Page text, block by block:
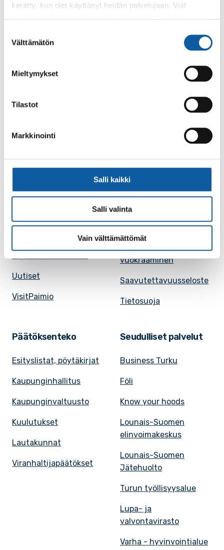
kerätty, kun olet käyttänyt heidän palvelujaan. Voit
valinta
Välttämätön
Mieltymykset
Tilastot
Markkinointi
Salli kaikki
Salli valinta
Vain välttämättömät
Paimio-tieto
Tietoa Paimiosta
Kuntakortti
Paimion mediapankki
SunPaimio -
Uutiset
VisitPaimio
Evästeasetukset
Kaupungille osoitetut
laskut
Kokoustilojen
vuokraaminen
Saavutettavuusseloste
Tietosuoja
Päätöksenteko
Esityslistat, pöytäkirjat
Kaupunginhallitus
Kaupunginvaltuusto
Kuulutukset
Lautakunnat
Viranhaltijapäätökset
Seudulliset palvelut
Business Turku
Föli
Know your hoods
Lounais-Suomen
elinvoimakeskus
Lounais-Suomen
Jätehuolto
Turun työllisyysalue
Lupa- ja
valvontavirasto
Varha - hyvinvointialue